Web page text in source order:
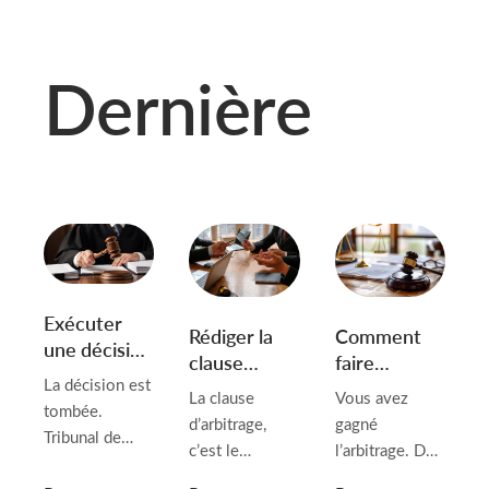
Dernière
Exécuter
une décision
de justice
étrangère
en
La décision est
tombée.
Tribunal de
Rédiger la
clause
d’arbitrage
des contrats
avec des
La clause
d’arbitrage,
c’est le
Comment
faire
exécuter
une
sentence
arbitrale
Vous avez
gagné
l’arbitrage. Des